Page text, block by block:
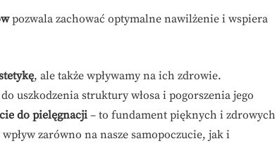
pozwala zachować optymalne nawilżenie i wspiera
, ale także wpływamy na ich zdrowie.
uszkodzenia struktury włosa i pogorszenia jego
do pielęgnacji – to fundament pięknych i zdrowych
zarówno na nasze samopoczucie, jak i